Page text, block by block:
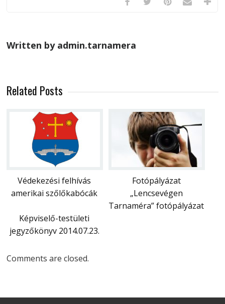
Written by admin.tarnamera
Related Posts
Védekezési felhívás
amerikai szőlőkabócák
Fotópályázat
„Lencsevégen
Tarnaméra” fotópályázat
Képviselő-testületi
jegyzőkönyv 2014.07.23.
Comments are closed.